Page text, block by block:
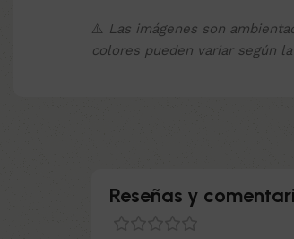
⚠️ Las imágenes son
colores pueden variar según
Reseñas y